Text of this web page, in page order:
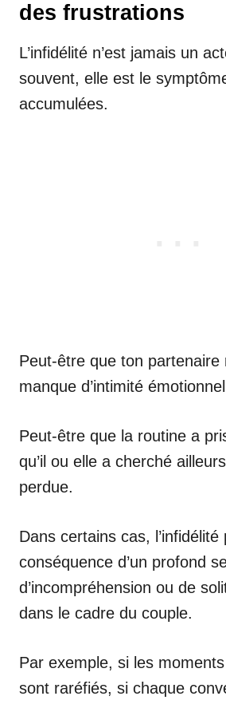
des frustrations
L’infidélité n’est jamais un
souvent, elle est le
accumulées.
Peut-être que ton partenaire
manque d’intimité
Peut-être que la routine a
qu’il ou elle a cherché
perdue.
Dans certains cas,
conséquence d’un profond
d’incompréhension ou de
dans le cadre du couple.
Par exemple, si les
sont raréfiés, si chaque